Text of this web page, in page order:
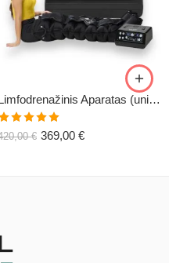
Limfodrenažinis Aparatas (universalus) C6
5.00
€ 369,00 €